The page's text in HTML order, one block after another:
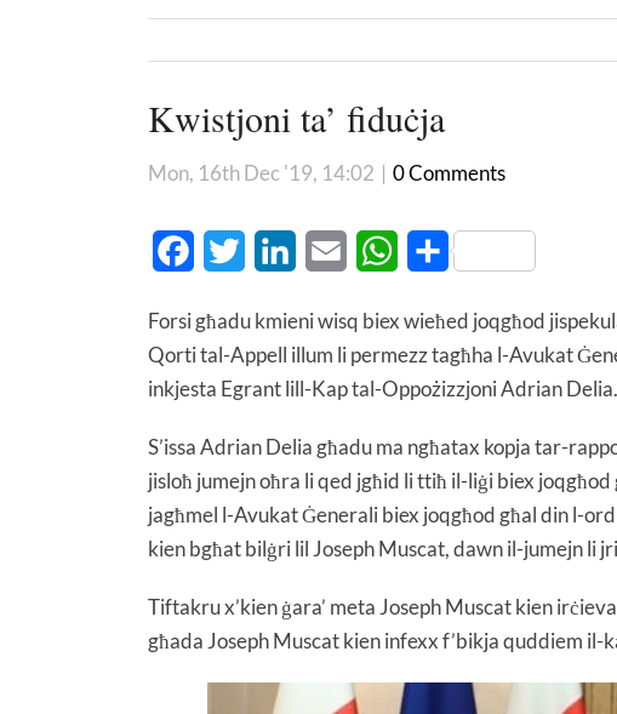
Kwistjoni ta’ fiduċja
Mon, 16th Dec '19, 14:02 | 0 Comments
FacebookTwitter LinkedInEmail WhatsApp
Share
Forsi għadu kmieni wisq biex wieħed joqgħod
Qorti tal-Appell illum li permezz tagħha l-Avukat
inkjesta Egrant lill-Kap tal-Oppożizzjoni Adrian Delia.
S’issa Adrian Delia għadu ma ngħatax kopja tar-
jisloħ jumejn oħra li qed jgħid li ttiħ il-liġi biex
jagħmel l-Avukat Ġenerali biex joqgħod għal din l-
kien bgħat bilġri lil Joseph Muscat, dawn il-jumejn li
Tiftakru x’kien ġara’ meta Joseph Muscat kien
għada Joseph Muscat kien infexx f’bikja quddiem